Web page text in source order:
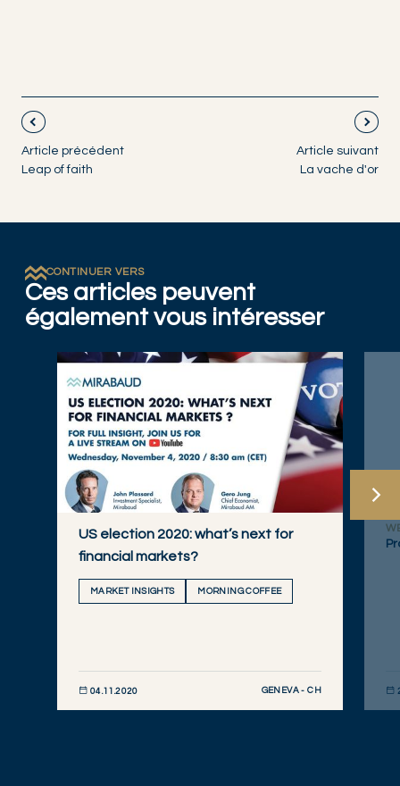
Article précédent
Leap of faith
Article suivant
La vache d'or
CONTINUER VERS
Ces articles peuvent
également vous intéresser
US election 2020: what’s next for
financial markets?
MARKET INSIGHTS MORNING COFFEE
04.11.2020 GENEVA - CH